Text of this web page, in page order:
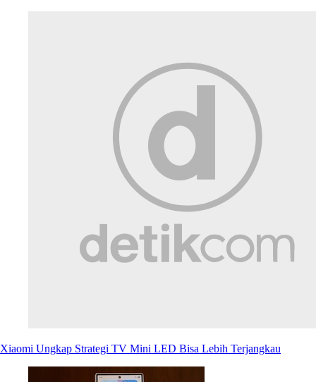
Xiaomi Ungkap Strategi TV Mini LED Bisa Lebih Terjangkau